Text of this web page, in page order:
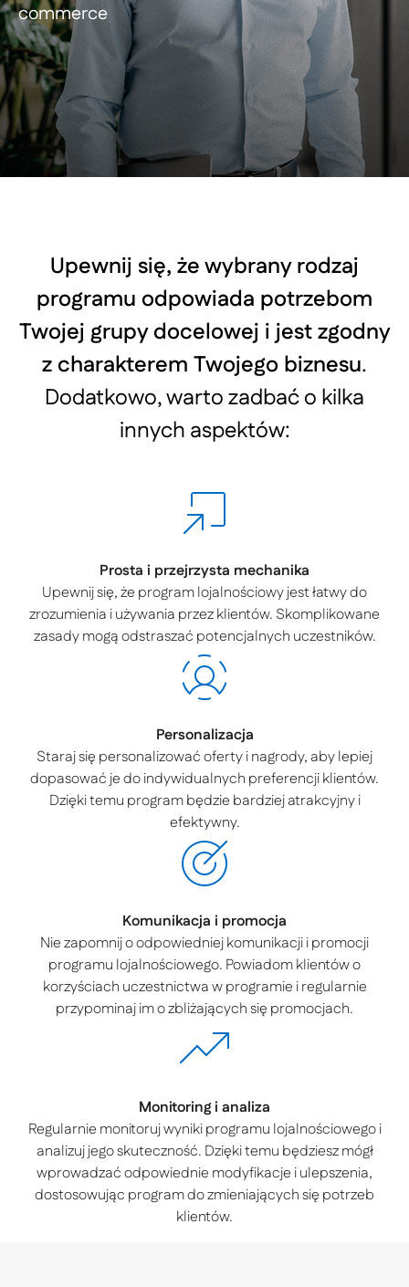
commerce
Upewnij się, że wybrany rodzaj
programu odpowiada potrzebom
Twojej grupy docelowej i jest zgodny
z charakterem Twojego biznesu.
Dodatkowo, warto zadbać o kilka
innych aspektów:
Prosta i przejrzysta mechanika
Upewnij się, że program lojalnościowy jest łatwy do
zrozumienia i używania przez klientów. Skomplikowane
zasady mogą odstraszać potencjalnych uczestników.
Personalizacja
Staraj się personalizować oferty i nagrody, aby lepiej
dopasować je do indywidualnych preferencji klientów.
Dzięki temu program będzie bardziej atrakcyjny i
efektywny.
Komunikacja i promocja
Nie zapomnij o odpowiedniej komunikacji i promocji
programu lojalnościowego. Powiadom klientów o
korzyściach uczestnictwa w programie i regularnie
przypominaj im o zbliżających się promocjach.
Monitoring i analiza
Regularnie monitoruj wyniki programu lojalnościowego i
analizuj jego skuteczność. Dzięki temu będziesz mógł
wprowadzać odpowiednie modyfikacje i ulepszenia,
dostosowując program do zmieniających się potrzeb
klientów.